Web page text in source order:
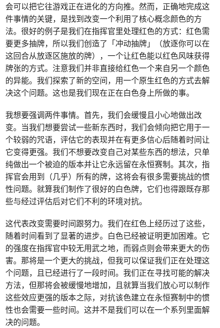
会可以把它往游戏正在进化的方向推。然而，正确地完成这
件事情的关键，是找到改变一个利用了核心概念颜色的方
法。很好的例子是我们在指挥官里处理红色的方式：红色需
要更多抽牌，所以我们创造了「冲动抽牌」（放逐你可以在
这回合从放逐区施放的牌），一个让红色能以红色风味获得
牌张的方式。注意我们并非直接给红色一个来自另一个颜色
的异能。我们探索了新的空间，用一个原生红色的方式去解
决这个问题。这也是我们现在正在白色身上所做的事。
我想要强调两件事情。首先，我们会缓慢且小心地做出改
变。当我们想要尝试一些新东西时，我们会倾向把它用于一
个较弱的咒语，评估它的表现并在有更多信心后随着时间让
它变得更强。我们不想要改变自己对某些东西的想法，只单
纯做出一个被迫的版本并让它永远留在永恒赛制。其次，指
挥官会用到（几乎）所有的牌，这将会有很多需要挑战的惯
性问题。就算我们制作了很好的白色牌，它们也得跟既存那
些与经过评估后对它们不利的环境对抗。
这代表改变需要时间跟努力。我们在红色上经历过了这些，
随着时间看到了显著的进步。白色已经被证明更加困难。它
的强度在指挥官中较无用武之地，而弱点则会带来更大的伤
害。那将是一个更大的挑战，但我可以保证我们正在处理这
个问题，且已经进行了一段时间。我们正在寻找可能的解决
方法，但那将会被缓慢地增加，且就算当我们放心可以制作
这些效应更强的版本之际，对抗该色建立在永恒赛制中的惯
性也会需要一些时间。这并不是我们可以在一个系列里面解
决的问题。